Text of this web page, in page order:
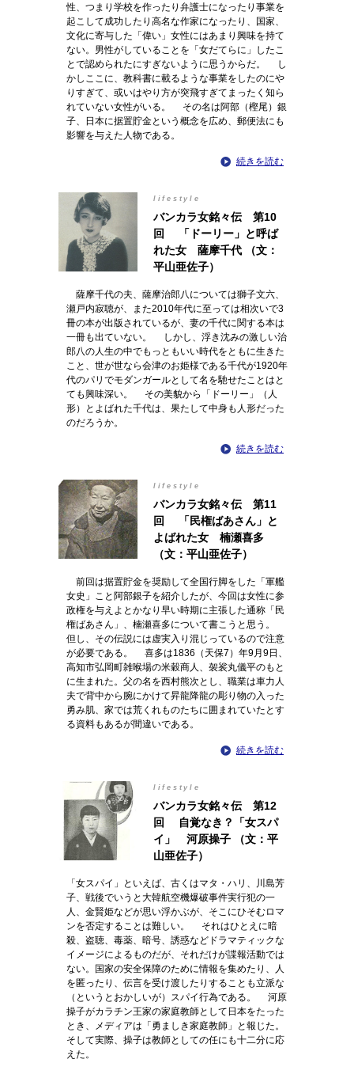
性、つまり学校を作ったり弁護士になったり事業を
起こして成功したり高名な作家になったり、国家、
文化に寄与した「偉い」女性にはあまり興味を持て
ない。男性がしていることを「女だてらに」したこ
とで認められたにすぎないように思うからだ。 し
かしここに、教科書に載るような事業をしたのにや
りすぎて、或いはやり方が突飛すぎてまったく知ら
れていない女性がいる。 その名は阿部（樫尾）銀
子、日本に据置貯金という概念を広め、郵便法にも
影響を与えた人物である。
続きを読む
lifestyle
バンカラ女銘々伝 第10
回 「ドーリー」と呼ば
れた女 薩摩千代 （文：
平山亜佐子）
薩摩千代の夫、薩摩治郎八については獅子文六、
瀬戸内寂聴が、また2010年代に至っては相次いで3
冊の本が出版されているが、妻の千代に関する本は
一冊も出ていない。 しかし、浮き沈みの激しい治
郎八の人生の中でもっともいい時代をともに生きた
こと、世が世なら会津のお姫様である千代が1920年
代のパリでモダンガールとして名を馳せたことはと
ても興味深い。 その美貌から「ドーリー」（人
形）とよばれた千代は、果たして中身も人形だった
のだろうか。
続きを読む
lifestyle
バンカラ女銘々伝 第11
回 「民権ばあさん」と
よばれた女 楠瀬喜多
（文：平山亜佐子）
前回は据置貯金を奨励して全国行脚をした「軍艦
女史」こと阿部銀子を紹介したが、今回は女性に参
政権を与えよとかなり早い時期に主張した通称「民
権ばあさん」、楠瀬喜多について書こうと思う。
但し、その伝説には虚実入り混じっているので注意
が必要である。 喜多は1836（天保7）年9月9日、
高知市弘岡町雑喉場の米穀商人、袈裟丸儀平のもと
に生まれた。父の名を西村熊次とし、職業は車力人
夫で背中から腕にかけて昇龍降龍の彫り物の入った
勇み肌、家では荒くれものたちに囲まれていたとす
る資料もあるが間違いである。
続きを読む
lifestyle
バンカラ女銘々伝 第12
回 自覚なき？「女スパ
イ」 河原操子 （文：平
山亜佐子）
「女スパイ」といえば、古くはマタ・ハリ、川島芳
子、戦後でいうと大韓航空機爆破事件実行犯の一
人、金賢姫などが思い浮かぶが、そこにひそむロマ
ンを否定することは難しい。 それはひとえに暗
殺、盗聴、毒薬、暗号、誘惑などドラマティックな
イメージによるものだが、それだけが諜報活動では
ない。国家の安全保障のために情報を集めたり、人
を匿ったり、伝言を受け渡したりすることも立派な
（というとおかしいが）スパイ行為である。 河原
操子がカラチン王家の家庭教師として日本をたった
とき、メディアは「勇ましき家庭教師」と報じた。
そして実際、操子は教師としての任にも十二分に応
えた。